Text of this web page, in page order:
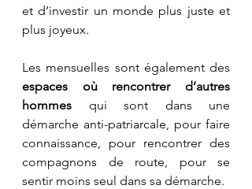
et d’investir un monde plus juste et
plus joyeux.
espaces où rencontrer d’autres
hommes qui sont dans une
démarche anti-patriarcale, pour faire
connaissance, pour rencontrer des
compagnons de route, pour se
sentir moins seul dans sa démarche.